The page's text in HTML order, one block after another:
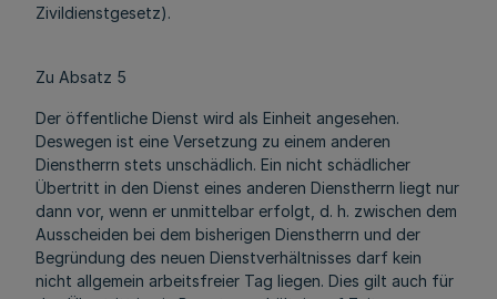
Zivildienstgesetz).
Zu Absatz 5
Der öffentliche Dienst wird als Einheit angesehen.
Deswegen ist eine Versetzung zu einem anderen
Dienstherrn stets unschädlich. Ein nicht schädlicher
Übertritt in den Dienst eines anderen Dienstherrn liegt nur
dann vor, wenn er unmittelbar erfolgt, d. h. zwischen dem
Ausscheiden bei dem bisherigen Dienstherrn und der
Begründung des neuen Dienstverhältnisses darf kein
nicht allgemein arbeitsfreier Tag liegen. Dies gilt auch für